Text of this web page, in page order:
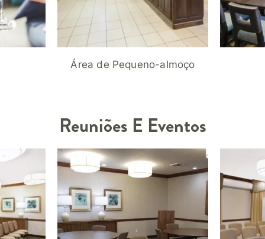
Área de Pequeno-almoço
Reuniões E Eventos